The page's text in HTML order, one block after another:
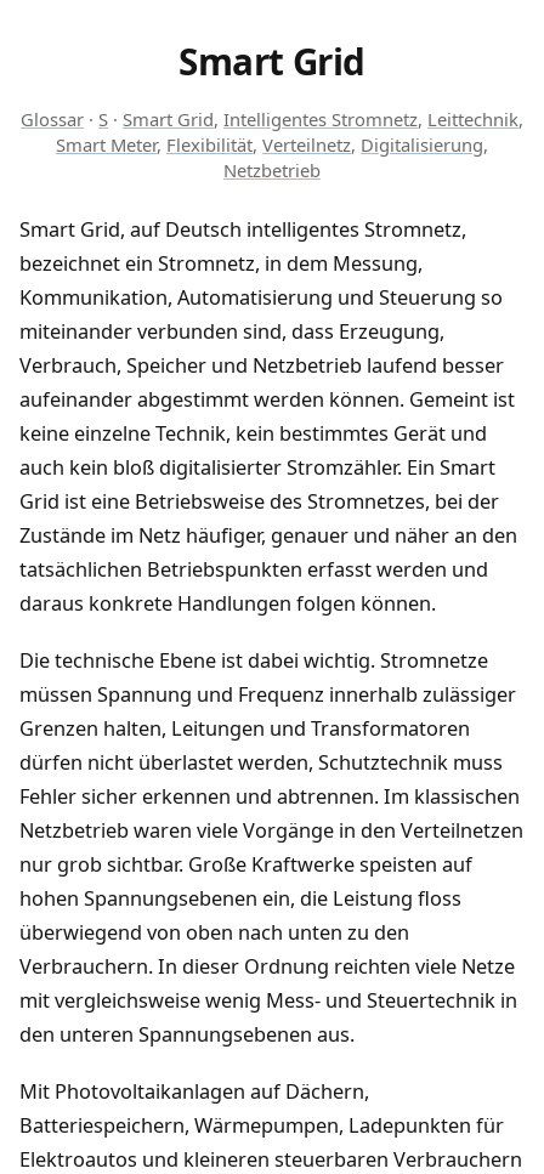
Smart Grid
Glossar · S · Smart Grid, Intelligentes Stromnetz, Leittechnik,
Smart Meter, Flexibilität, Verteilnetz, Digitalisierung,
Netzbetrieb
Smart Grid, auf Deutsch intelligentes Stromnetz,
bezeichnet ein Stromnetz, in dem Messung,
Kommunikation, Automatisierung und Steuerung so
miteinander verbunden sind, dass Erzeugung,
Verbrauch, Speicher und Netzbetrieb laufend besser
aufeinander abgestimmt werden können. Gemeint ist
keine einzelne Technik, kein bestimmtes Gerät und
auch kein bloß digitalisierter Stromzähler. Ein Smart
Grid ist eine Betriebsweise des Stromnetzes, bei der
Zustände im Netz häufiger, genauer und näher an den
tatsächlichen Betriebspunkten erfasst werden und
daraus konkrete Handlungen folgen können.
Die technische Ebene ist dabei wichtig. Stromnetze
müssen Spannung und Frequenz innerhalb zulässiger
Grenzen halten, Leitungen und Transformatoren
dürfen nicht überlastet werden, Schutztechnik muss
Fehler sicher erkennen und abtrennen. Im klassischen
Netzbetrieb waren viele Vorgänge in den Verteilnetzen
nur grob sichtbar. Große Kraftwerke speisten auf
hohen Spannungsebenen ein, die Leistung floss
überwiegend von oben nach unten zu den
Verbrauchern. In dieser Ordnung reichten viele Netze
mit vergleichsweise wenig Mess- und Steuertechnik in
den unteren Spannungsebenen aus.
Mit Photovoltaikanlagen auf Dächern,
Batteriespeichern, Wärmepumpen, Ladepunkten für
Elektroautos und kleineren steuerbaren Verbrauchern